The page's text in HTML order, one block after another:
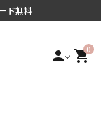
ド無料
person 0
shopping_cart